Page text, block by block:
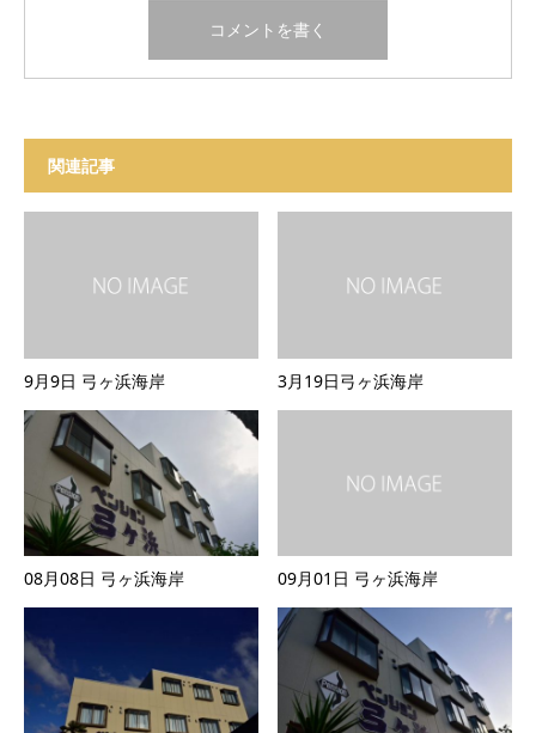
関連記事
9月9日 弓ヶ浜海岸 3月19日弓ヶ浜海岸
08月08日 弓ヶ浜海岸 09月01日 弓ヶ浜海岸